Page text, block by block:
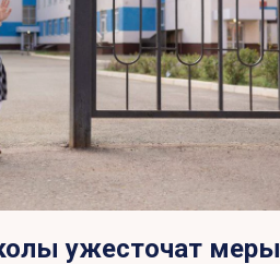
ужесточат меры